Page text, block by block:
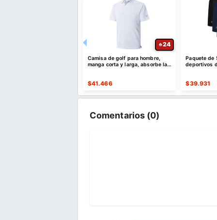
24
Camisa de golf para hombre,
manga corta y larga, absorbe la
$41.466
Paquete de
deportivos
$39.931
Comentarios (0)